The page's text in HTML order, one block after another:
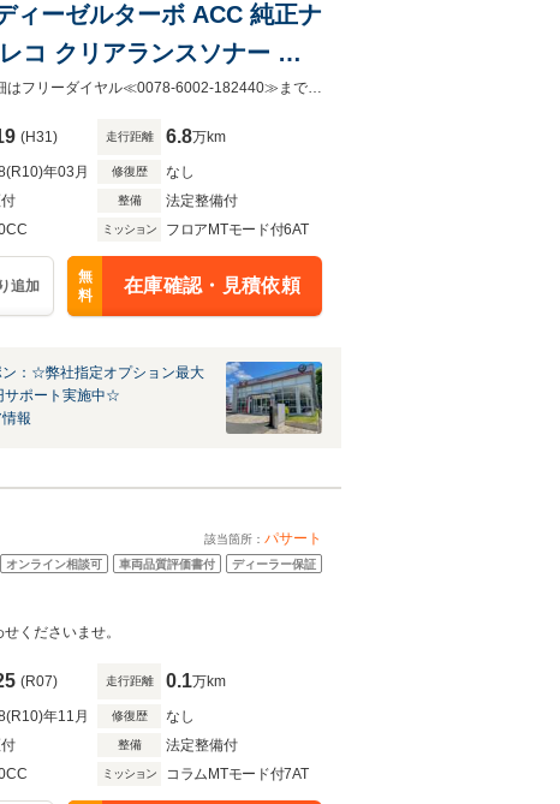
ィーゼルターボ ACC 純正ナ
コ クリアランスソナー パ
アルミ 弊社下取車
サマーSALE実施中！☆弊社措定オプション最大１2万円サポート実施中☆詳細はフリーダイヤル≪0078-6002-182440≫までお問い合わせ下さい！！
(H31) 走行距離 6.8万km
年03月 修復歴 なし
整備 法定整備付
ミッション フロアMTモード付6AT
追加
無
料
在庫確認・見積依頼
ン：☆弊社指定オプション最大
サポート実施中☆
報
該当箇所： パサート
オンライン相談可 車両品質評価書付 ディーラー保証
くださいませ。
(R07) 走行距離 0.1万km
年11月 修復歴 なし
整備 法定整備付
ミッション コラムMTモード付7AT